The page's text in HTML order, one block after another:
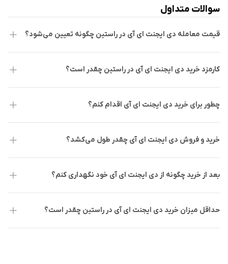
ذخیره حالت‌ها، و ابزارها (Tools) برای دسترسی به داده‌ها و
بی‌طرفی تکنولوژیک:این چهارچوب مستقل از بلاکچین خاص
مختلف از جمله SUI، BSC و بیت‌کوین پیاده‌سازی شود.
طرز کار DeAgentAI
تراکنش‌ها یا درخواست‌ها با ایجنت‌ها تعامل می‌کنند. اجرای تعامل‌ها
تولید کرده و سپس شبکه‌ای از "تاییدکنندگان" (Committers) با
استفاده از پروتکل اجماع، نتیجه نهایی را انتخاب می‌کنند.
سوالات متداول
قیمت معامله دی ایجنت ای آی در راستین چگونه تعیین می‌شود؟
کارمزد خرید دی ایجنت ای آی در راستین چقدر است؟
چطور برای خرید دی ایجنت ای آی اقدام کنم؟
خرید و فروش دی ایجنت ای آی چقدر طول می‌کشد؟
بعد از خرید چگونه از دی ایجنت ای آی خود نگهداری کنم؟
حداقل میزان خرید دی ایجنت ای آی در راستین چقدر است؟